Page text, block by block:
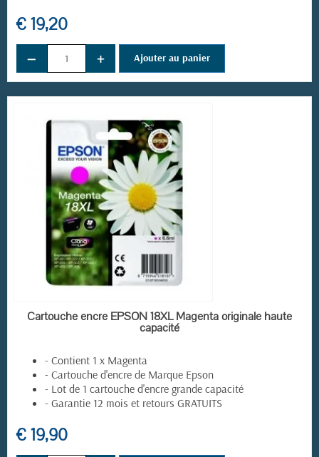
€ 19,20
− + Ajouter au panier
EN STOCK
Cartouche encre EPSON 18XL Magenta originale haute
capacité
- Contient 1 x Magenta
- Cartouche d'encre de Marque Epson
- Lot de 1 cartouche d'encre grande capacité
- Garantie 12 mois et retours GRATUITS
€ 19,90